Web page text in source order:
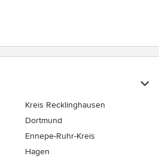
Kreis Recklinghausen
Dortmund
Ennepe-Ruhr-Kreis
Hagen